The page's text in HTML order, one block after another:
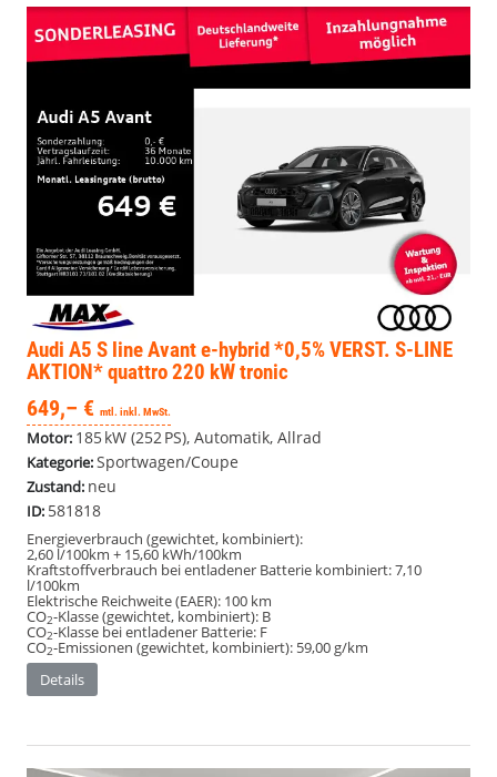
Audi A5 S line Avant e-hybrid *0,5% VERST. S-LINE
AKTION* quattro 220 kW tronic
649,– € mtl. inkl. MwSt.
Motor: 185 kW (252 PS), Automatik, Allrad
Kategorie:Sportwagen/Coupe
Zustand: neu
ID: 581818
Energieverbrauch (gewichtet, kombiniert):
2,60 l/100km + 15,60 kWh/100km
Kraftstoffverbrauch bei entladener Batterie kombiniert:7,10
l/100km
Elektrische Reichweite (EAER): 100 km
CO2-Klasse (gewichtet, kombiniert): B
CO2-Klasse bei entladener Batterie: F
CO2-Emissionen (gewichtet, kombiniert): 59,00 g/km
Details